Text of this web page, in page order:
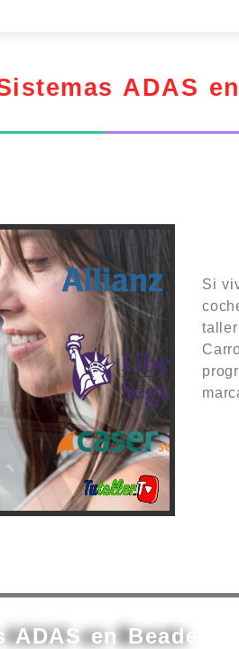
ADAS
Si
en Beade